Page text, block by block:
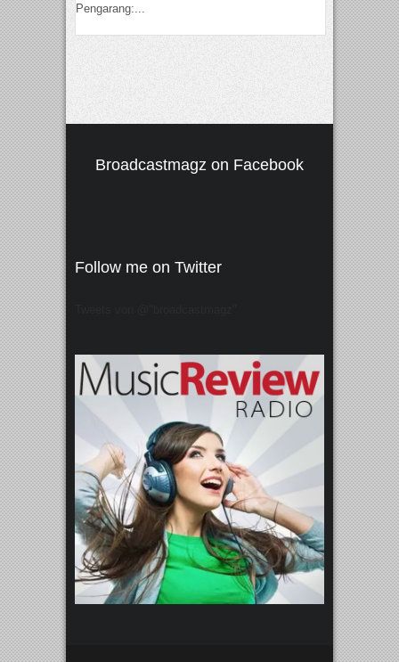
Pengarang:...
Broadcastmagz on Facebook
Follow me on Twitter